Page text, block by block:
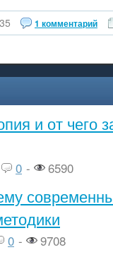
1 комментарий
и от чего
0 - 6590
0 - 9708